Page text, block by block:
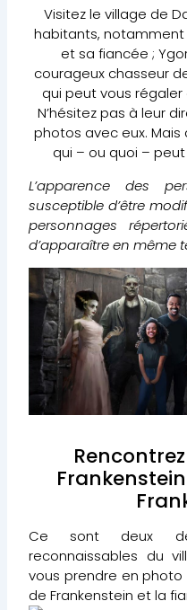
Visitez le village de
habitants, notamment
et sa fiancée ;
courageux chasseur
qui peut vous régaler
N’hésitez pas à leur
photos avec eux.
qui – ou quoi –
L’apparence des
susceptible d’être
personnages
d’apparaître en même
Ce sont deux
reconnaissables du
vous prendre en
de Frankenstein et la